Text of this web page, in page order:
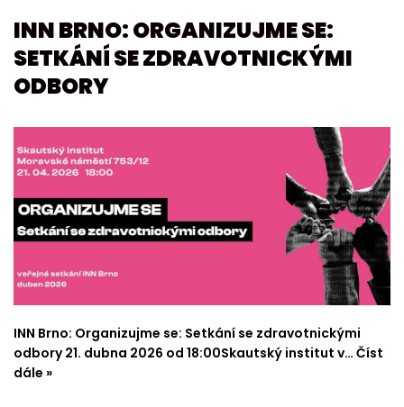
INN BRNO: ORGANIZUJME SE:
SETKÁNÍ SE ZDRAVOTNICKÝMI
ODBORY
INN Brno: Organizujme se: Setkání se zdravotnickými
odbory 21. dubna 2026 od 18:00Skautský institut v… Číst
dále »